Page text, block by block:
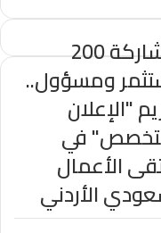
الأحمري،
عالمي متمثل
للأرقام
البيئية مُنفّذ
بمشاركة 200
ومسؤول..
"الإعلان
في
الأعمال
الأردني